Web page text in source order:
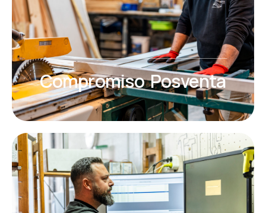
Compromiso Posventa